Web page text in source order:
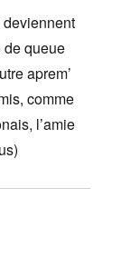
de queue
aprem’
comme
l’amie